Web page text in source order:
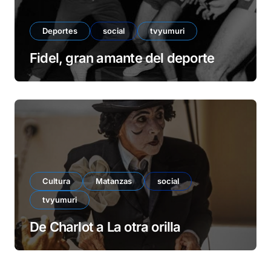
Deportes social tvyumuri
Fidel, gran amante del deporte
Cultura Matanzas
social
tvyumuri
De Charlot a La otra orilla